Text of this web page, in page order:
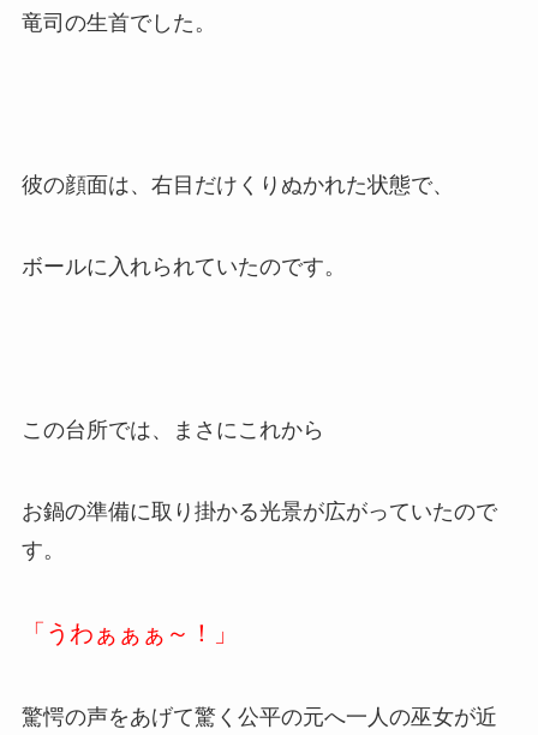
竜司の生首でした。
彼の顔面は、右目だけくりぬかれた状態で、
ボールに入れられていたのです。
この台所では、まさにこれから
お鍋の準備に取り掛かる光景が広がっていたので
す。
「うわぁぁぁ～！」
驚愕の声をあげて驚く公平の元へ一人の巫女が近